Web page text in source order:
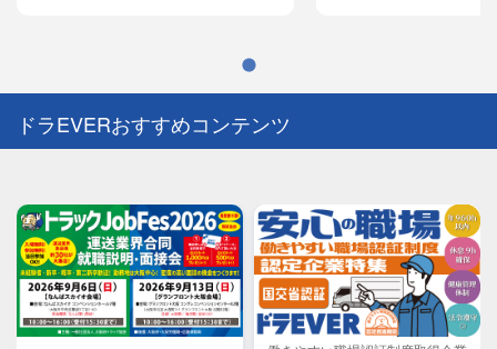
ドラEVERおすすめコンテンツ